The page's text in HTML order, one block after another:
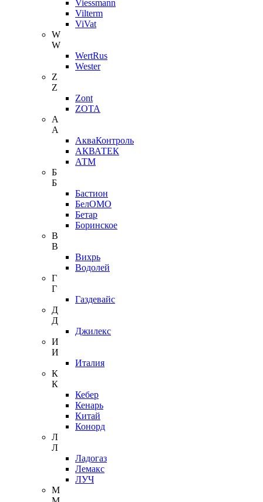
Viessmann
Vilterm
ViVat
W
W
WertRus
Wester
Z
Z
Zont
ZOTA
А
А
АкваКонтроль
АКВАТЕК
АТМ
Б
Б
Бастион
БелОМО
Бетар
Боринское
В
В
Вихрь
Водолей
Г
Г
Газдевайс
Д
Д
Джилекс
И
И
Италия
К
К
Кебер
Кенарь
Китай
Конорд
Л
Л
Ладогаз
Лемакс
ЛУЧ
М